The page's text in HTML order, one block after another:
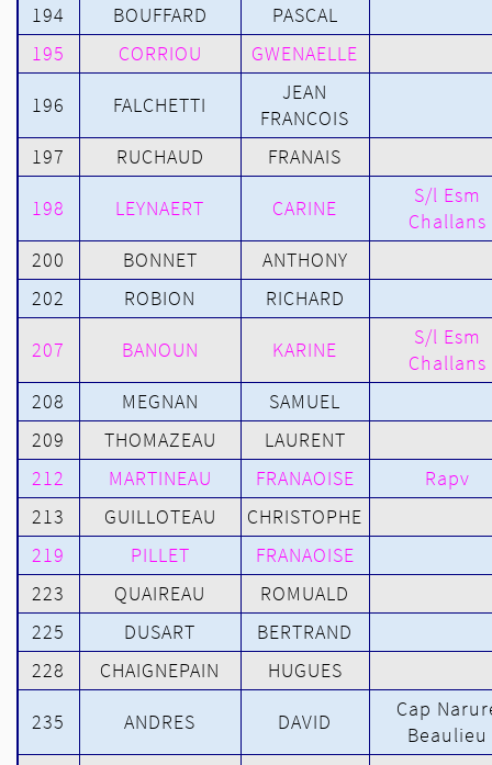
194
BOUFFARD
PASCAL
195
CORRIOU GWENAELLE
196 FALCHETTI
JEAN
FRANCOIS
197
RUCHAUD FRANAIS
198 LEYNAERT CARINE
S/l Esm
Challans
200
BONNET
ANTHONY
202
ROBION RICHARD
207 BANOUN KARINE
S/l Esm
Challans
208
MEGNAN
SAMUEL
209
THOMAZEAU
LAURENT
212
MARTINEAU FRANAOISE
Rapv
213
GUILLOTEAU
CHRISTOPHE
219
PILLET
FRANAOISE
223
QUAIREAU
ROMUALD
225
DUSART
BERTRAND
228
CHAIGNEPAIN HUGUES
235 ANDRES DAVID
Cap
Beaulieu